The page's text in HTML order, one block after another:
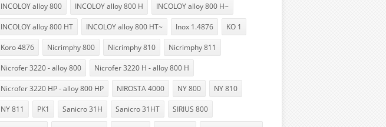
INCOLOY alloy 800 INCOLOY alloy 800 H INCOLOY alloy 800 H~
INCOLOY alloy 800 HT INCOLOY alloy 800 HT~ Inox 1.4876 KO 1
Koro 4876 Nicrimphy 800 Nicrimphy 810 Nicrimphy 811
Nicrofer 3220 - alloy 800 Nicrofer 3220 H - alloy 800 H
Nicrofer 3220 HP - alloy 800 HP NIROSTA 4000 NY 800 NY 810
NY 811 PK1 Sanicro 31H Sanicro 31HT SIRIUS 800